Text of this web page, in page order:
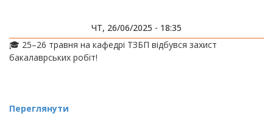
ЧТ, 26/06/2025 - 18:35
🎓 25–26 травня на кафедрі ТЗБП відбувся захист
бакалаврських робіт!
Переглянути